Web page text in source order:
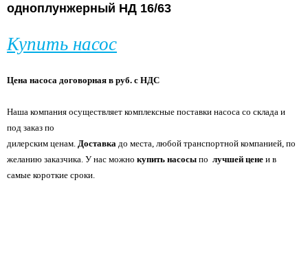
одноплунжерный НД 16/63
Купить насос
Цена насоса договорная в руб. с НДС
Наша компания осуществляет комплексные поставки насоса со склада и
под заказ по
дилерским ценам. Доставка до места, любой транспортной компанией, по
желанию заказчика. У нас можно купить насосы по лучшей цене и в
самые короткие сроки.